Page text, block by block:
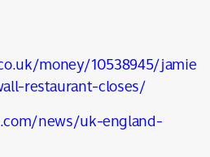
money/10538945/jamie
restaurant-closes/
news/uk-england-